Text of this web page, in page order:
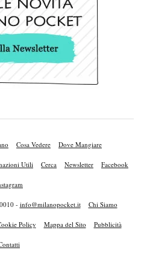
Cosa Vedere Dove Mangiare
Utili Cerca Newsletter Facebook
- info@milanopocket.it Chi Siamo
Policy Mappa del Sito Pubblicità